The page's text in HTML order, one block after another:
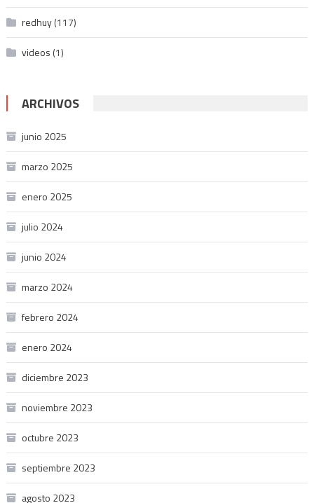
redhuy(117)
videos (1)
ARCHIVOS
junio 2025
marzo 2025
enero 2025
julio 2024
junio 2024
marzo 2024
febrero 2024
enero 2024
diciembre 2023
noviembre 2023
octubre 2023
septiembre 2023
agosto 2023